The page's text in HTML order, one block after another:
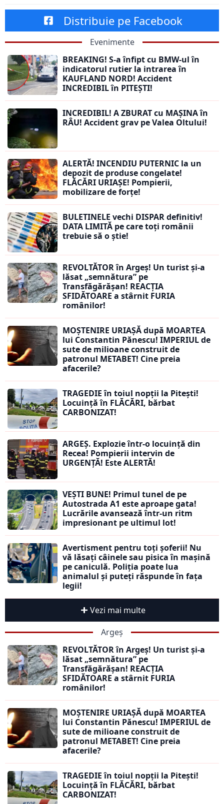
Distribuie pe Facebook
Evenimente
BREAKING! S-a înfipt cu BMW-ul în
indicatorul rutier la intrarea în
KAUFLAND NORD! Accident
INCREDIBIL în PITEȘTI!
INCREDIBIL! A ZBURAT cu MAȘINA în
RÂU! Accident grav pe Valea Oltului!
ALERTĂ! INCENDIU PUTERNIC la un
depozit de produse congelate!
FLĂCĂRI URIAȘE! Pompierii,
mobilizare de forțe!
BULETINELE vechi DISPAR definitiv!
DATA LIMITĂ pe care toți românii
trebuie să o știe!
REVOLTĂTOR în Argeș! Un turist și-a
lăsat „semnătura” pe
Transfăgărășan! REACȚIA
SFIDĂTOARE a stârnit FURIA
românilor!
MOȘTENIRE URIAȘĂ după MOARTEA
lui Constantin Pănescu! IMPERIUL de
sute de milioane construit de
patronul METABET! Cine preia
afacerile?
TRAGEDIE în toiul nopții la Pitești!
Locuință în FLĂCĂRI, bărbat
CARBONIZAT!
ARGEȘ. Explozie într-o locuință din
Recea! Pompierii intervin de
URGENȚĂ! Este ALERTĂ!
VEȘTI BUNE! Primul tunel de pe
Autostrada A1 este aproape gata!
Lucrările avansează într-un ritm
impresionant pe ultimul lot!
Avertisment pentru toți șoferii! Nu
vă lăsați câinele sau pisica în mașină
pe caniculă. Poliția poate lua
animalul și puteți răspunde în fața
legii!
Vezi mai multe
Argeș
REVOLTĂTOR în Argeș! Un turist și-a
lăsat „semnătura” pe
Transfăgărășan! REACȚIA
SFIDĂTOARE a stârnit FURIA
românilor!
MOȘTENIRE URIAȘĂ după MOARTEA
lui Constantin Pănescu! IMPERIUL de
sute de milioane construit de
patronul METABET! Cine preia
afacerile?
TRAGEDIE în toiul nopții la Pitești!
Locuință în FLĂCĂRI, bărbat
CARBONIZAT!